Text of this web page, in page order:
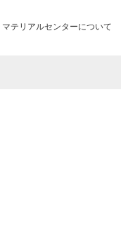
マテリアルセンターについて